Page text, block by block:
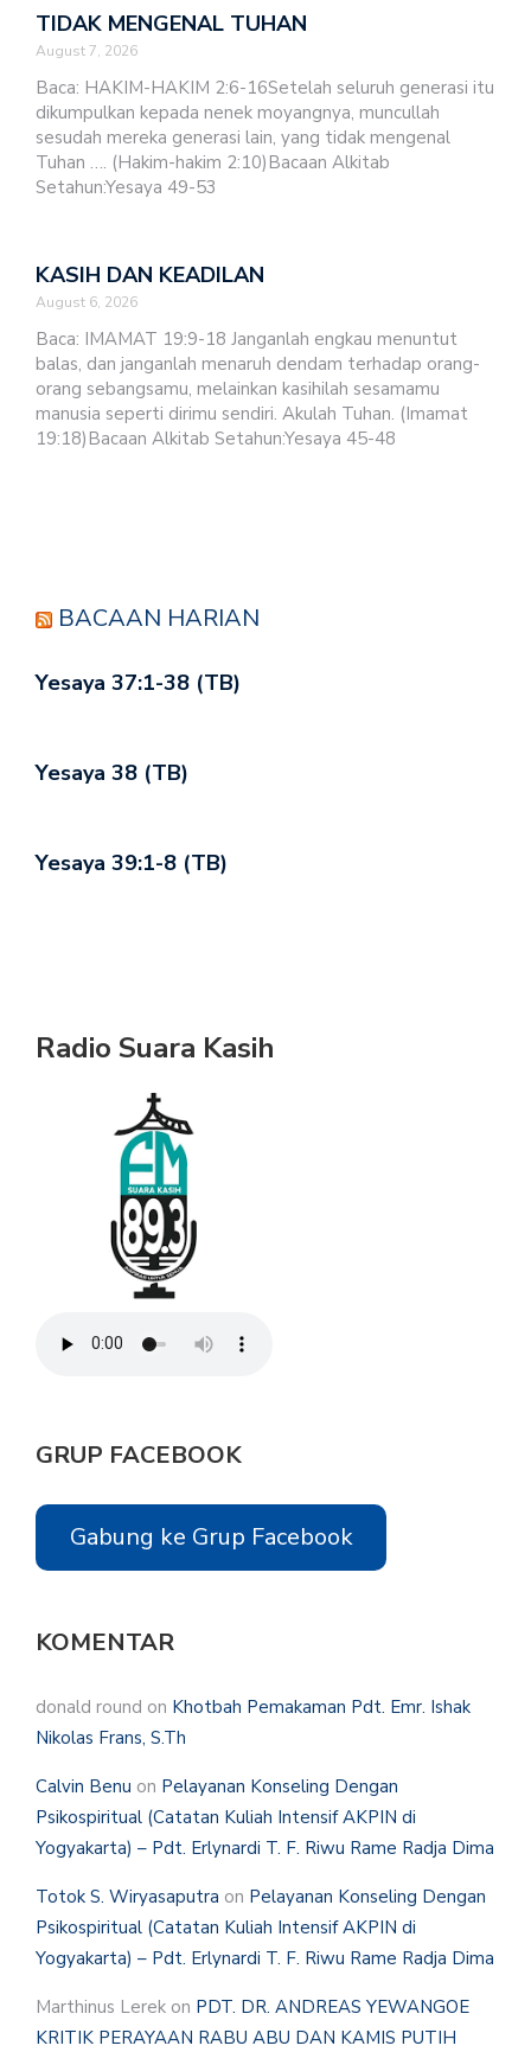
TIDAK MENGENAL TUHAN
August 7, 2026
Baca: HAKIM-HAKIM 2:6-16Setelah seluruh generasi itu
dikumpulkan kepada nenek moyangnya, muncullah
sesudah mereka generasi lain, yang tidak mengenal
Tuhan …. (Hakim-hakim 2:10)Bacaan Alkitab
Setahun:Yesaya 49-53
KASIH DAN KEADILAN
August 6, 2026
Baca: IMAMAT 19:9-18 Janganlah engkau menuntut
balas, dan janganlah menaruh dendam terhadap orang-
orang sebangsamu, melainkan kasihilah sesamamu
manusia seperti dirimu sendiri. Akulah Tuhan. (Imamat
19:18)Bacaan Alkitab Setahun:Yesaya 45-48
BACAAN HARIAN
Yesaya 37:1-38 (TB)
Yesaya 38 (TB)
Yesaya 39:1-8 (TB)
Radio Suara Kasih
GRUP FACEBOOK
Gabung ke Grup Facebook
KOMENTAR
donald round on Khotbah Pemakaman Pdt. Emr. Ishak
Nikolas Frans, S.Th
Calvin Benu on Pelayanan Konseling Dengan
Psikospiritual (Catatan Kuliah Intensif AKPIN di
Yogyakarta) – Pdt. Erlynardi T. F. Riwu Rame Radja Dima
Totok S. Wiryasaputra on Pelayanan Konseling Dengan
Psikospiritual (Catatan Kuliah Intensif AKPIN di
Yogyakarta) – Pdt. Erlynardi T. F. Riwu Rame Radja Dima
Marthinus Lerek on PDT. DR. ANDREAS YEWANGOE
KRITIK PERAYAAN RABU ABU DAN KAMIS PUTIH